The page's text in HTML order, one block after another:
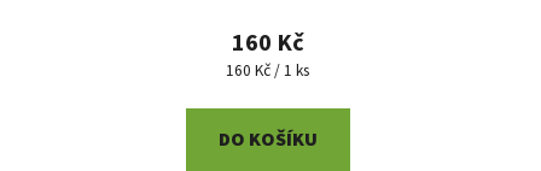
160 Kč
Měrná
160 Kč / 1 ks
DO KOŠÍKU